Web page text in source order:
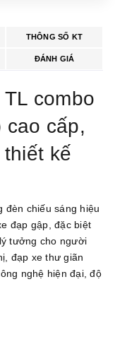
THÔNG SỐ KT
ĐÁNH GIÁ
combo
cao cấp,
kế
đèn chiếu sáng hiệu
đạp gập, đặc biệt
tưởng cho người
đạp xe thư giãn
nghệ hiện đại, độ